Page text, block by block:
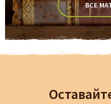
ВСЕ